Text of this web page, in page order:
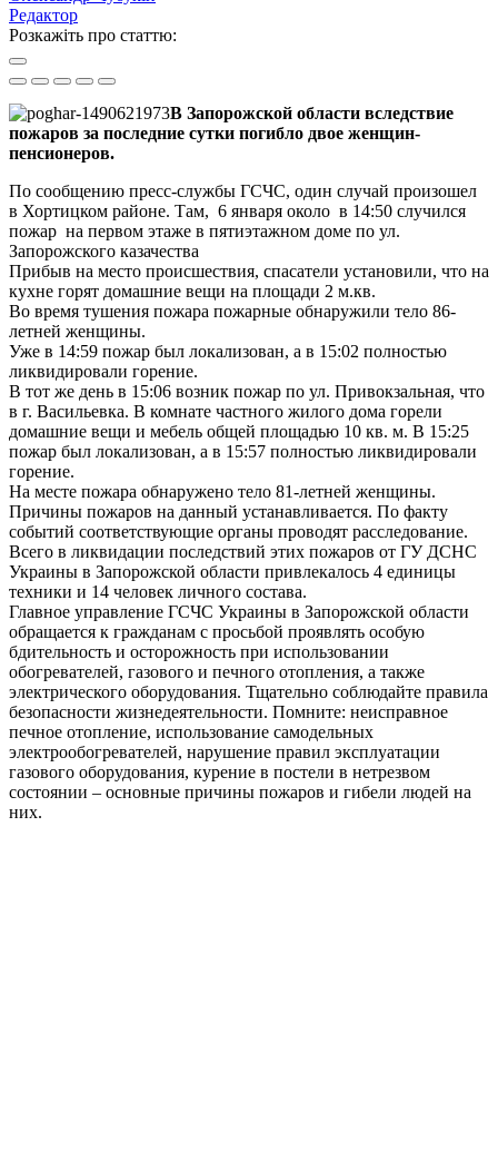
Редактор
Розкажіть про статтю:
В Запорожской области вследствие
пожаров за последние сутки погибло двое женщин-
пенсионеров.
По сообщению пресс-службы ГСЧС, один случай произошел
в Хортицком районе. Там, 6 января около в 14:50 случился
пожар на первом этаже в пятиэтажном доме по ул.
Запорожского казачества
Прибыв на место происшествия, спасатели установили, что на
кухне горят домашние вещи на площади 2 м.кв.
Во время тушения пожара пожарные обнаружили тело 86-
летней женщины.
Уже в 14:59 пожар был локализован, а в 15:02 полностью
ликвидировали горение.
В тот же день в 15:06 возник пожар по ул. Привокзальная, что
в г. Васильевка. В комнате частного жилого дома горели
домашние вещи и мебель общей площадью 10 кв. м. В 15:25
пожар был локализован, а в 15:57 полностью ликвидировали
горение.
На месте пожара обнаружено тело 81-летней женщины.
Причины пожаров на данный устанавливается. По факту
событий соответствующие органы проводят расследование.
Всего в ликвидации последствий этих пожаров от ГУ ДСНС
Украины в Запорожской области привлекалось 4 единицы
техники и 14 человек личного состава.
Главное управление ГСЧС Украины в Запорожской области
обращается к гражданам с просьбой проявлять особую
бдительность и осторожность при использовании
обогревателей, газового и печного отопления, а также
электрического оборудования. Тщательно соблюдайте правила
безопасности жизнедеятельности. Помните: неисправное
печное отопление, использование самодельных
электрообогревателей, нарушение правил эксплуатации
газового оборудования, курение в постели в нетрезвом
состоянии – основные причины пожаров и гибели людей на
них.